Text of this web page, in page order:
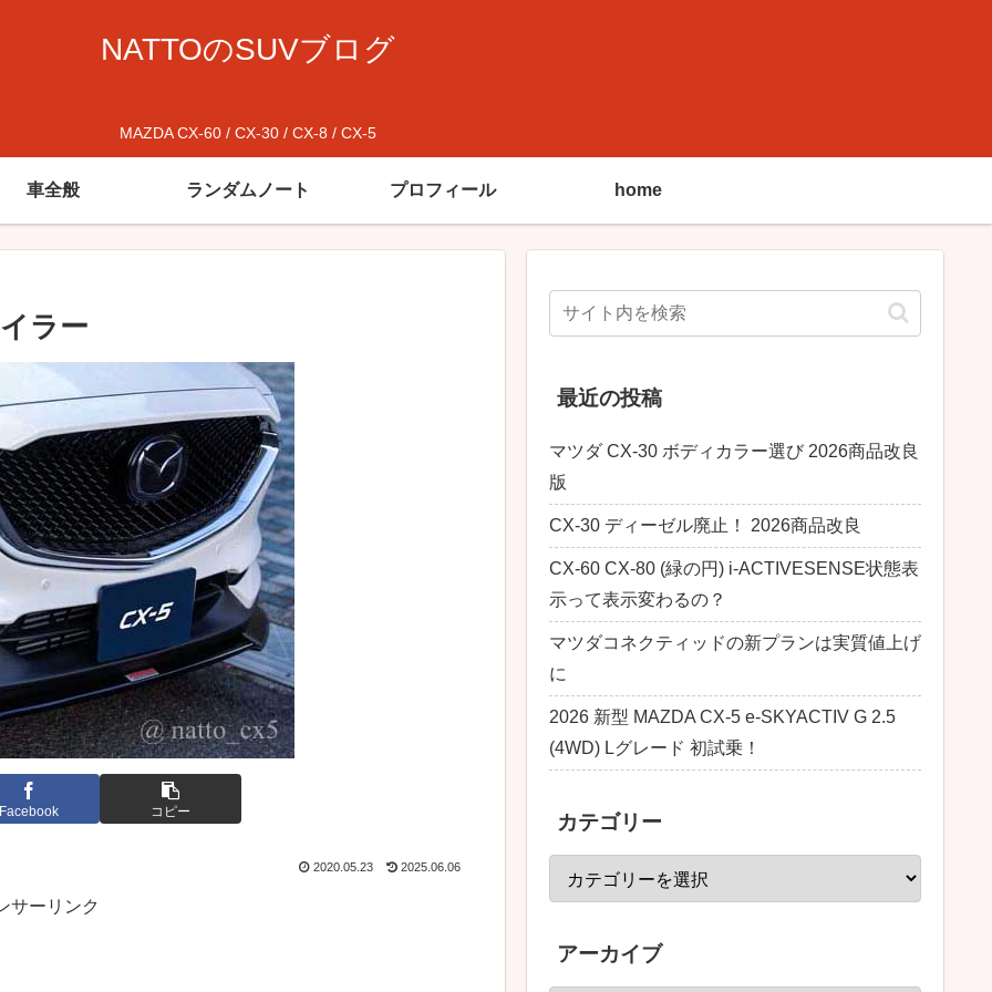
NATTOのSUVブログ
MAZDA CX-60 / CX-30 / CX-8 / CX-5
車全般 ランダムノート プロフィール home
ラー
Facebook コピー
2020.05.23 2025.06.06
サーリンク
最近の投稿
マツダ CX-30 ボディカラー選び 2026商品改良
版
CX-30 ディーゼル廃止！ 2026商品改良
CX-60 CX-80 (緑の円) i-ACTIVESENSE状態表
示って表示変わるの？
マツダコネクティッドの新プランは実質値上げ
に
2026 新型 MAZDA CX-5 e-SKYACTIV G 2.5
(4WD) Lグレード 初試乗！
カテゴリー
アーカイブ